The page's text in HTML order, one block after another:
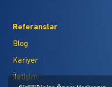
Referanslar
Blog
Kariyer
İletişim